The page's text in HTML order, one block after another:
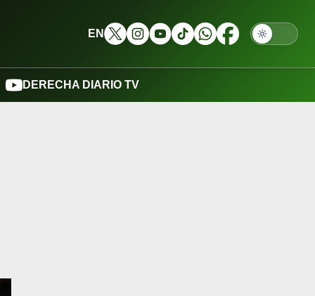
EN
DERECHA DIARIO TV